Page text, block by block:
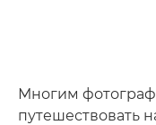
Многим
путешествовать